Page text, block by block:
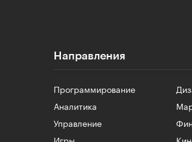
Направления
Программирование
Аналитика
Управление